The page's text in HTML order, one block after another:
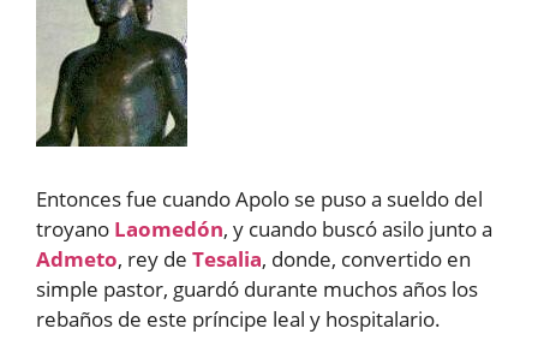
Entonces fue cuando Apolo se puso a sueldo del
troyano Laomedón, y cuando buscó asilo junto a
Admeto, rey de Tesalia, donde, convertido en
simple pastor, guardó durante muchos años los
rebaños de este príncipe leal y hospitalario.